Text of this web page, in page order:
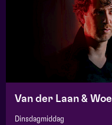
Van der Laan & Woe
Dinsdagmiddag